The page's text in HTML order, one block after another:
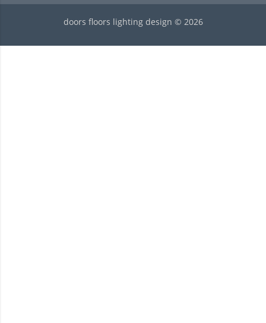
doors floors lighting design © 2026